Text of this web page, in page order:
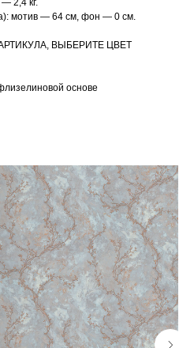
2,4 кг.
мотив — 64 см, фон — 0 см.
ВЫБЕРИТЕ ЦВЕТ
основе